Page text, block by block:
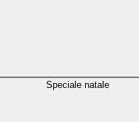
Speciale natale